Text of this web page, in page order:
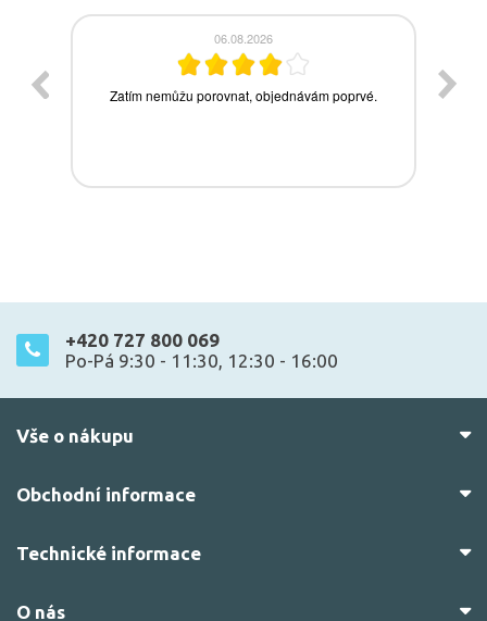
+420 727 800 069
Po-Pá 9:30 - 11:30, 12:30 - 16:00
Vše o nákupu
Obchodní informace
Technické informace
O nás